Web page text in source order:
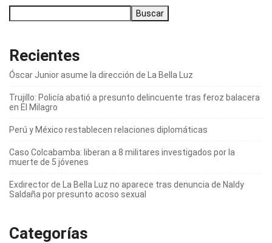
Buscar
Recientes
Óscar Junior asume la dirección de La Bella Luz
Trujillo: Policía abatió a presunto delincuente tras feroz balacera
en El Milagro
Perú y México restablecen relaciones diplomáticas
Caso Colcabamba: liberan a 8 militares investigados por la
muerte de 5 jóvenes
Exdirector de La Bella Luz no aparece tras denuncia de Naldy
Saldaña por presunto acoso sexual
Categorías